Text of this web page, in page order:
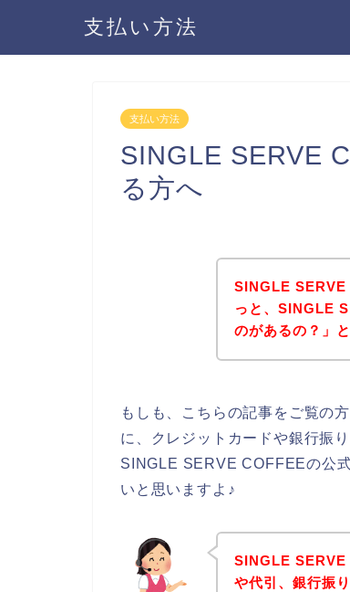
支払い方法
支払い方法
SINGLE SERVE
る方へ
SINGLE SERVE
っと、SINGLE
のがあるの？」
もしも、こちらの記事をご覧の
に、クレジットカードや銀行振
SINGLE SERVE COFFEEの公
いと思いますよ♪
SINGLE SERVE
や代引、銀行振